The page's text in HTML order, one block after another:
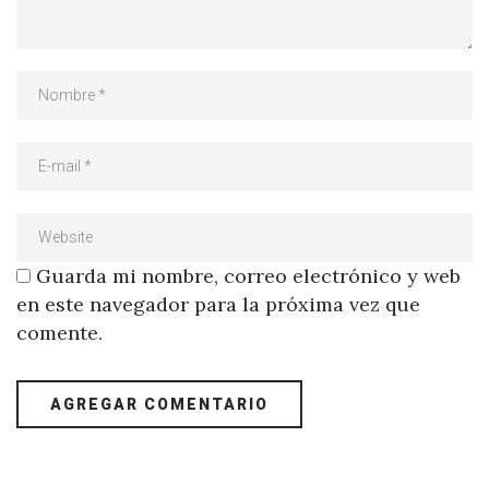
Guarda mi nombre, correo electrónico y web
en este navegador para la próxima vez que
comente.